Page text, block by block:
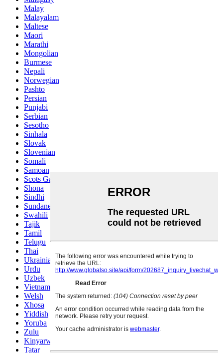
Malay
Malayalam
Maltese
Maori
Marathi
Mongolian
Burmese
Nepali
Norwegian
Pashto
Persian
Punjabi
Serbian
Sesotho
Sinhala
Slovak
Slovenian
Somali
Samoan
Scots Gaelic
Shona
Sindhi
Sundanese
Swahili
Tajik
Tamil
Telugu
Thai
Ukrainian
Urdu
Uzbek
Vietnamese
Welsh
Xhosa
Yiddish
Yoruba
Zulu
Kinyarwanda
Tatar